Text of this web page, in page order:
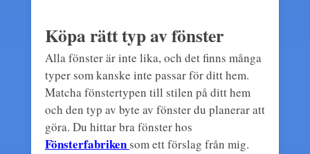
Köpa rätt typ av fönster
Alla fönster är inte lika, och det finns många
typer som kanske inte passar för ditt hem.
Matcha fönstertypen till stilen på ditt hem
och den typ av byte av fönster du planerar att
göra. Du hittar bra fönster hos
Fönsterfabriken som ett förslag från mig.